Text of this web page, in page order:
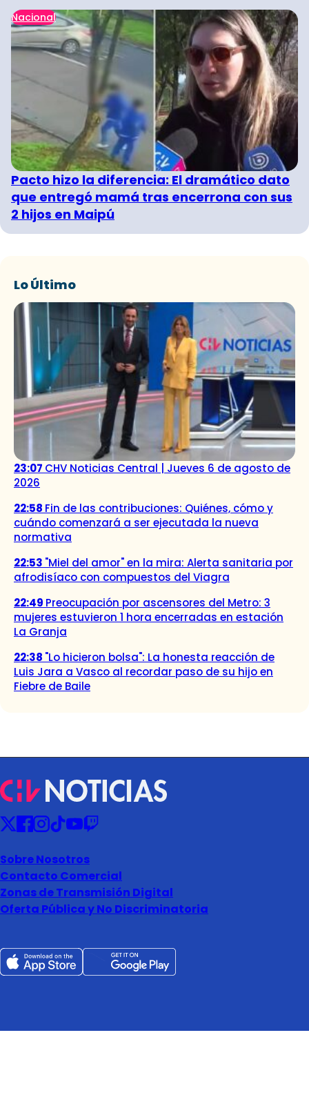
Nacional
Pacto hizo la diferencia: El dramático dato
que entregó mamá tras encerrona con sus
2 hijos en Maipú
Lo Último
23:07 CHV Noticias Central | Jueves 6 de agosto de
2026
22:58 Fin de las contribuciones: Quiénes, cómo y
cuándo comenzará a ser ejecutada la nueva
normativa
22:53 "Miel del amor" en la mira: Alerta sanitaria por
afrodisíaco con compuestos del Viagra
22:49 Preocupación por ascensores del Metro: 3
mujeres estuvieron 1 hora encerradas en estación
La Granja
22:38 "Lo hicieron bolsa": La honesta reacción de
Luis Jara a Vasco al recordar paso de su hijo en
Fiebre de Baile
Sobre Nosotros
Contacto Comercial
Zonas de Transmisión Digital
Oferta Pública y No Discriminatoria